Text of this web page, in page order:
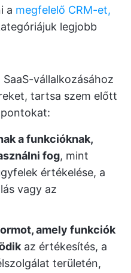
a megfelelő CRM-et,
legjobb
vállalkozásához
tartsa szem előtt
a funkcióknak,
fog, mint
értékelése, a
vagy az
amely funkciók
az értékesítés, a
területén,